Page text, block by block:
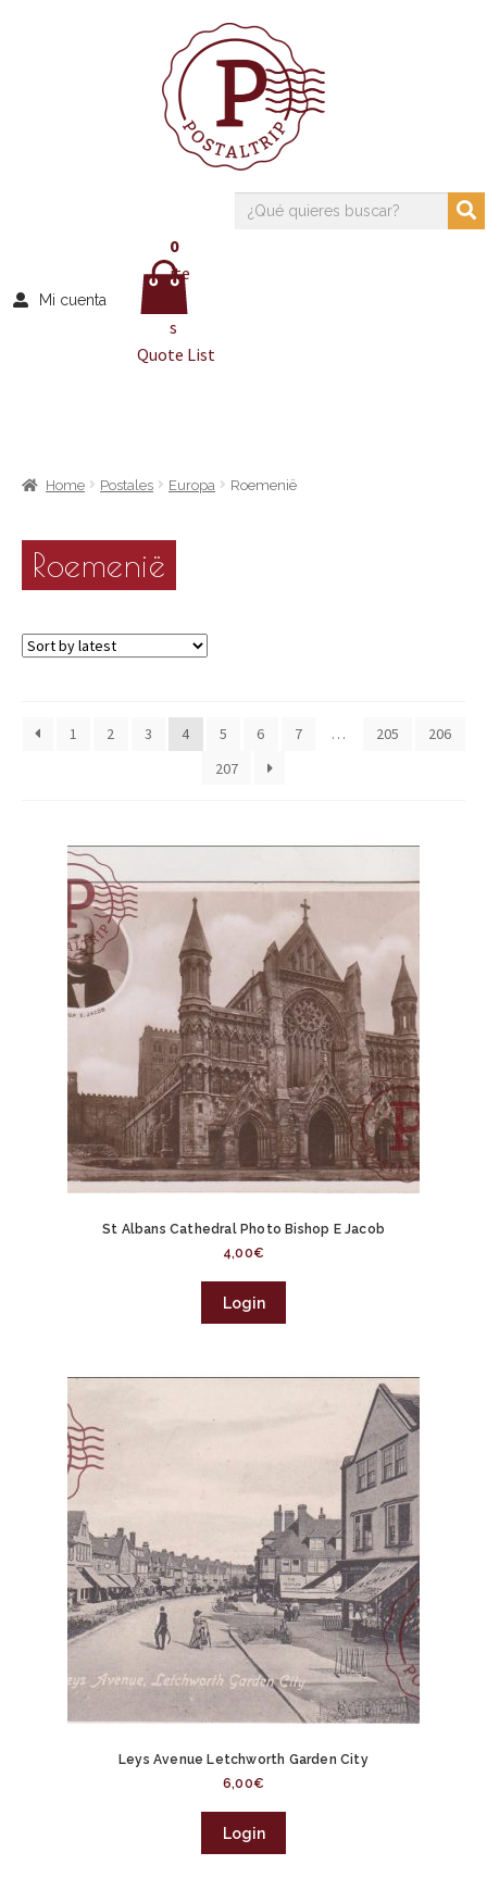
Mi cuenta
0
ite
s
Quote List
Home Postales Europa Roemenië
Roemenië
1 2 3 4 5 6 7 … 205
206
207
St Albans Cathedral Photo Bishop E Jacob
4,00€
Login
Leys Avenue Letchworth Garden City
6,00€
Login